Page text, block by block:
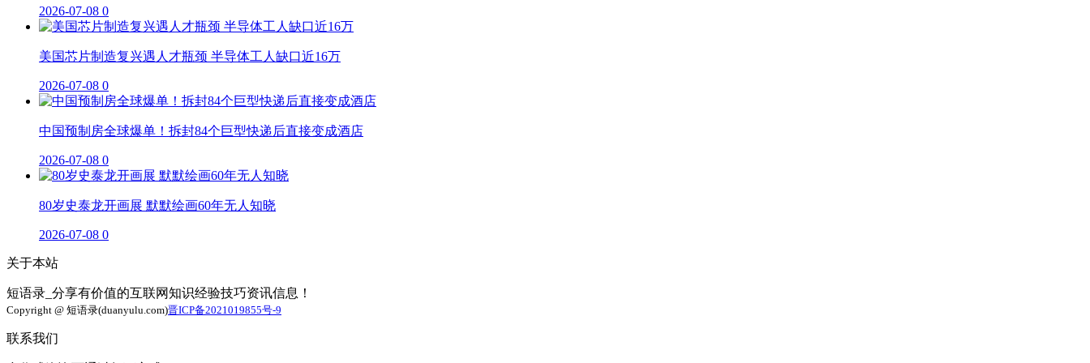
2026-07-08 0
美国芯片制造复兴遇人才瓶颈 半导体工人缺口近16万
2026-07-08 0
中国预制房全球爆单！拆封84个巨型快递后直接变成酒店
2026-07-08 0
80岁史泰龙开画展 默默绘画60年无人知晓
2026-07-08 0
关于本站
短语录_分享有价值的互联网知识经验技巧资讯信息！
Copyright @ 短语录(duanyulu.com)晋ICP备2021019855号-9
联系我们